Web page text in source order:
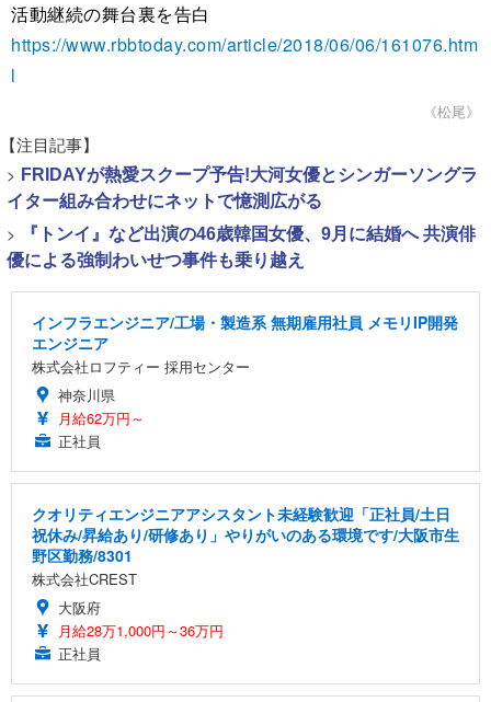
活動継続の舞台裏を告白
https://www.rbbtoday.com/article/2018/06/06/161076.htm
l
《松尾》
【注目記事】
> FRIDAYが熱愛スクープ予告!大河女優とシンガーソングラ
イター組み合わせにネットで憶測広がる
>
『トンイ』など出演の46歳韓国女優、9月に結婚へ 共演俳
優による強制わいせつ事件も乗り越え
インフラエンジニア/工場・製造系 無期雇用社員 メモリIP開発
エンジニア
株式会社ロフティー 採用センター
神奈川県
月給62万円～
正社員
クオリティエンジニアアシスタント未経験歓迎「正社員/土日
祝休み/昇給あり/研修あり」やりがいのある環境です/大阪市生
野区勤務/8301
株式会社CREST
大阪府
月給28万1,000円～36万円
正社員